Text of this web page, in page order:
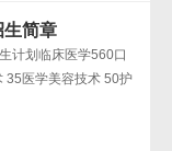
生简章
计划临床医学560口
35医学美容技术 50护